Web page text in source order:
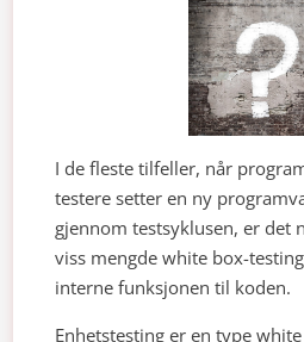
I de fleste tilfeller, når
testere setter en ny
gjennom testsyklusen, er det
viss mengde white box-
interne funksjonen til koden.
Enhetstesting er en type